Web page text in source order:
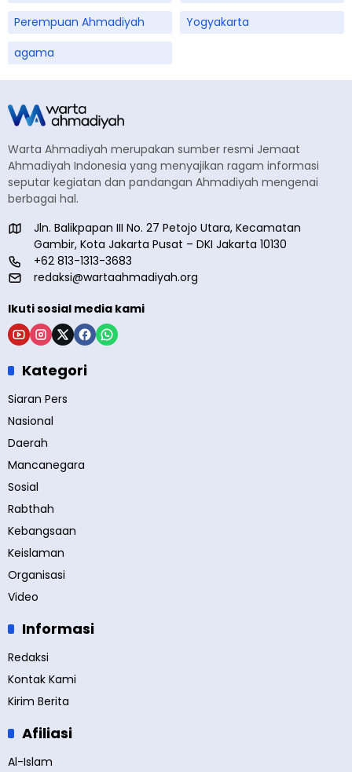
Perempuan Ahmadiyah
Yogyakarta
agama
Warta Ahmadiyah merupakan sumber resmi Jemaat
Ahmadiyah Indonesia yang menyajikan ragam informasi
seputar kegiatan dan pandangan Ahmadiyah mengenai
berbagai hal.
Jln. Balikpapan III No. 27 Petojo Utara, Kecamatan
Gambir, Kota Jakarta Pusat – DKI Jakarta 10130
+62 813-1313-3683
redaksi@wartaahmadiyah.org
Ikuti sosial media kami
Kategori
Siaran Pers
Nasional
Daerah
Mancanegara
Sosial
Rabthah
Kebangsaan
Keislaman
Organisasi
Video
Informasi
Redaksi
Kontak Kami
Kirim Berita
Afiliasi
Al-Islam